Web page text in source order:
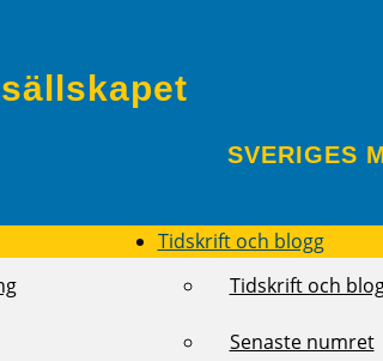
SVERIGES
Tidskrift och blogg
Tidskrift och
Senaste numret